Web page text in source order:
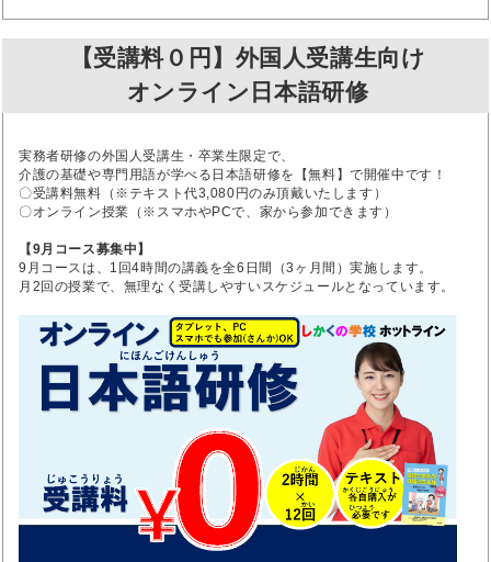
【受講料０円】外国人受講生向け
オンライン日本語研修
実務者研修の外国人受講生・卒業生限定で、
介護の基礎や専門用語が学べる日本語研修を【無料】で開催中です！
〇受講料無料（※テキスト代3,080円のみ頂戴いたします）
〇オンライン授業（※スマホやPCで、家から参加できます）
【9月コース募集中】
9月コースは、1回4時間の講義を全6日間（3ヶ月間）実施します。
月2回の授業で、無理なく受講しやすいスケジュールとなっています。